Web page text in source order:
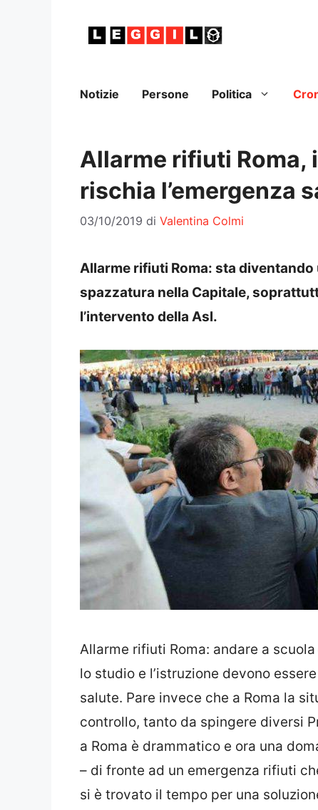
Notizie Persone Politica
Allarme rifiuti Roma,
rischia l’emergenza
03/10/2019 di Valentina Colmi
Allarme rifiuti Roma: sta
spazzatura nella Capitale,
l’intervento della Asl.
Allarme rifiuti Roma: andare a
lo studio e l’istruzione devono
salute. Pare invece che a Roma la
controllo, tanto da spingere diversi
a Roma è drammatico e ora una
– di fronte ad un emergenza rifiuti
si è trovato il tempo per una